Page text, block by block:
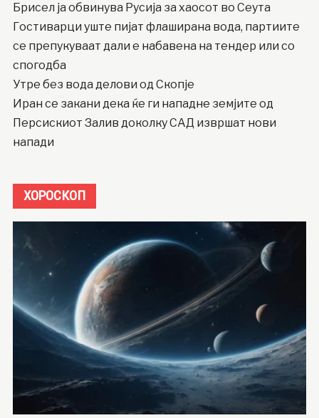
Брисел ја обвинува Русија за хаосот во Сеута
Гостиварци уште пијат флаширана вода, партиите
се препукуваат дали е набавена на тендер или со
спогодба
Утре без вода делови од Скопје
Иран се закани дека ќе ги нападне земјите од
Персискиот Залив доколку САД извршат нови
напади
ХОРОСКОП